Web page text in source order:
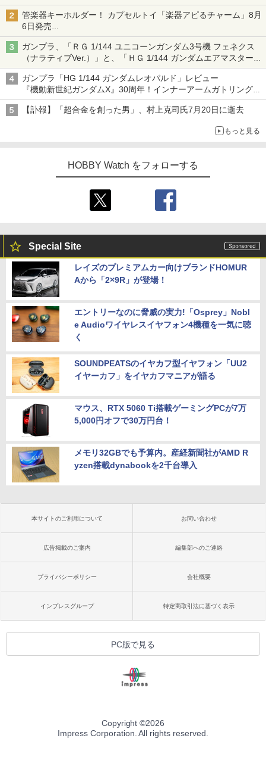
始！
管楽器キーホルダー！ カプセルトイ「楽器アピるチャーム」8月
6日発売
チューバ、テナサクなど5種各3色
ガンプラ、「ＲＧ 1/144 ユニコーンガンダム3号機 フェネクス
（ナラティブVer.）」と、「ＨＧ 1/144 ガンダムエアマスターバ
ースト」再販
ガンプラ「HG 1/144 ガンダムレオパルド」レビュー
『機動新世紀ガンダムX』30周年！インナーアームガトリングの
変形機構まで再現し最新フォーマットでキット化！
【訃報】「超合金を創った男」、村上克司氏7月20日に逝去
もっと見る
HOBBY Watch をフォローする
Special Site
レイズのプレミアムカー向けブランドHOMUR
Aから「2×9R」が登場！
エントリーなのに脅威の実力!「Osprey」Nobl
e Audioワイヤレスイヤフォン4機種を一気に聴
く
SOUNDPEATSのイヤカフ型イヤフォン「UU2
イヤーカフ」をイヤカフマニアが語る
マウス、RTX 5060 Ti搭載ゲーミングPCが7万
5,000円オフで30万円台！
メモリ32GBでも予算内。産経新聞社がAMD R
yzen搭載dynabookを2千台導入
本サイトのご利用について お問い合わせ
広告掲載のご案内 編集部へのご連絡
プライバシーポリシー 会社概要
インプレスグループ 特定商取引法に基づく表示
PC版で見る
Copyright ©2026
Impress Corporation. All rights reserved.